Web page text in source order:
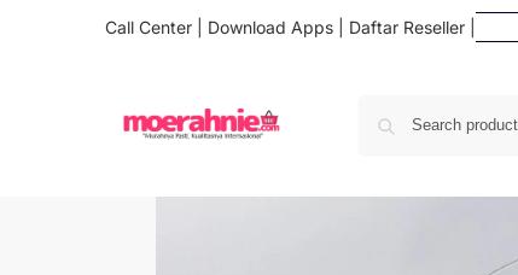
Call Center Download Apps Daftar Reseller